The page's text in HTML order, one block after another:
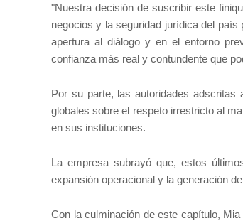
"Nuestra decisión de suscribir este
negocios y la seguridad jurídica del
apertura al diálogo y en el entorno
confianza más real y contundente que
Por su parte, las autoridades
globales sobre el respeto irrestricto al
en sus instituciones.
La empresa subrayó que, estos
expansión operacional y la generación
Con la culminación de este capítulo,